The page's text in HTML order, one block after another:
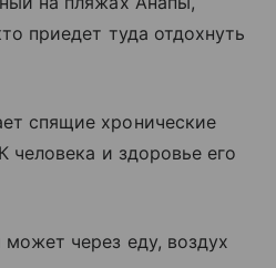
приедет туда отдохнуть
спящие хронические
человека и здоровье его
через еду, воздух